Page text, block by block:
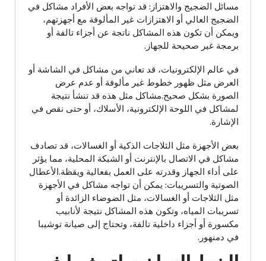
مسائل الضجيج والاهتزاز: قد تواجه بعض الأفراد مشاكل في
الضجيج العالي أو الاهتزازات غير المألوفة مع أجهزتهم،
ويمكن أن تكون هذه المشاكل ناتجة عن أجزاء تالفة أو
برمجة غير صحيحة للجهاز.
في عالم الإلكترونيات، قد تعاني من مشاكل في الشاشة أو
العرض مثل ظهور خطوط غير مألوفة أو عدم عرض
الصورة بشكل صحيح.مشاكل مثل هذه قد تنشأ نتيجة
لمشاكل في اللوحة الإلكترونية، الأسلاك، أو حتى نقص في
الإشارة.
بعض الأجهزة مثل الثلاجات الذكية أو الغسالات، قد تصادف
مشاكل في الاتصال بالإنترنت أو الشبكة المحلية، مما يؤثر
على أداء الجهاز وقدرته على العمل بفعالية ويقظة.الأعطال
الصوتية والتسريبات: يمكن أن تواجه مشاكل في الأجهزة
مثل الثلاجات أو الغسالات، مثل الضوضاء الزائدة أو
تسريبات المياه، وتكون هذه المشاكل نتيجة لأنابيب
مكسورة أو أجزاء داخلية تالفة، وتحتاج إلى صيانة توشيبا
في دمنهور.